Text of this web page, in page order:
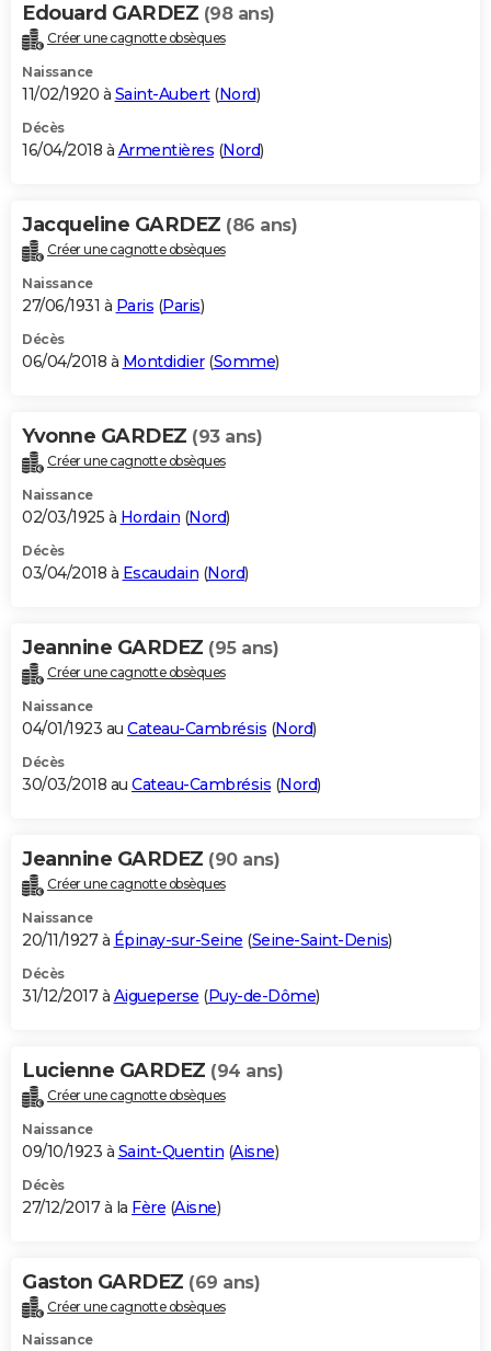
Edouard GARDEZ (98 ans)
Créer une cagnotte obsèques
Naissance
11/02/1920 à Saint-Aubert(Nord)
Décès
16/04/2018 à Armentières (Nord)
Jacqueline GARDEZ (86 ans)
Créer une cagnotte obsèques
Naissance
27/06/1931 à Paris (Paris)
Décès
06/04/2018 à Montdidier(Somme)
Yvonne GARDEZ (93 ans)
Créer une cagnotte obsèques
Naissance
02/03/1925 à Hordain (Nord)
Décès
03/04/2018 à Escaudain (Nord)
Jeannine GARDEZ (95 ans)
Créer une cagnotte obsèques
Naissance
04/01/1923 au Cateau-Cambrésis (Nord)
Décès
30/03/2018 au Cateau-Cambrésis (Nord)
Jeannine GARDEZ (90 ans)
Créer une cagnotte obsèques
Naissance
20/11/1927 à Épinay-sur-Seine (Seine-Saint-Denis)
Décès
31/12/2017 à Aigueperse (Puy-de-Dôme)
Lucienne GARDEZ (94 ans)
Créer une cagnotte obsèques
Naissance
09/10/1923 à Saint-Quentin (Aisne)
Décès
27/12/2017 à la Fère (Aisne)
Gaston GARDEZ (69 ans)
Créer une cagnotte obsèques
Naissance